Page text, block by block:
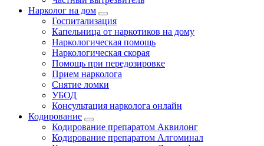
Нарколог на дом
Госпитализация
Капельница от наркотиков на дому
Наркологическая помощь
Наркологическая скорая
Помощь при передозировке
Прием нарколога
Снятие ломки
УБОД
Консультация нарколога онлайн
Кодирование
Кодирование препаратом Аквилонг
Кодирование препаратом Алгоминал